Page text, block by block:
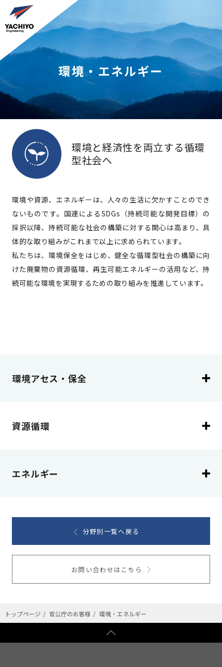
環境・エネルギー
環境と経済性を両立する循環
型社会へ
環境や資源、エネルギーは、人々の生活に欠かすことのでき
ないものです。国連によるSDGs（持続可能な開発目標）の
採択以降、持続可能な社会の構築に対する関心は高まり、具
体的な取り組みがこれまで以上に求められています。
私たちは、環境保全をはじめ、健全な循環型社会の構築に向
けた廃棄物の資源循環、再生可能エネルギーの活用など、持
続可能な環境を実現するための取り組みを推進しています。
環境アセス・保全
資源循環
エネルギー
分野別一覧へ戻る
お問い合わせはこちら
トップページ 官公庁のお客様 環境・エネルギー